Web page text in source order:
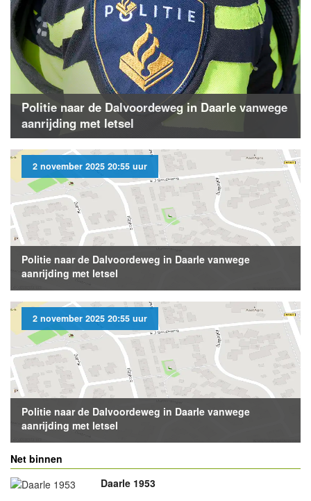
Politie naar de Dalvoordeweg in Daarle vanwege
aanrijding met letsel
2 november 2025 20:55 uur
Politie naar de Dalvoordeweg in Daarle vanwege
aanrijding met letsel
2 november 2025 20:55 uur
Politie naar de Dalvoordeweg in Daarle vanwege
aanrijding met letsel
Net binnen
Daarle 1953